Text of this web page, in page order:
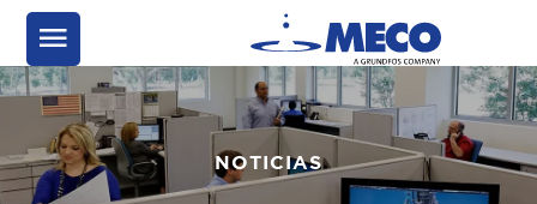
NOTICIAS